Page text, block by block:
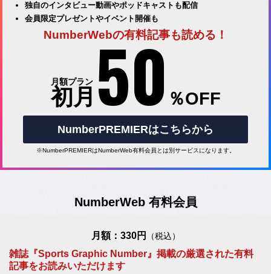
独自のインタビュー動画やポッドキャストも配信
会員限定プレゼントやイベント開催も
NumberWebの有料記事も読める！
月額プラン
初月 50 ％OFF
NumberPREMIERはこちらから
※NumberPREMIERはNumberWeb有料会員とは別サービスになります。
NumberWeb 有料会員
月額：330円 （税込）
雑誌『Sports Graphic Number』掲載の厳選された有料
記事をお読みいただけます